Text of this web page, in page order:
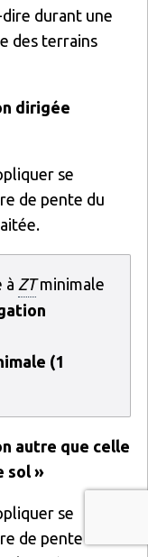
durant une
des terrains
dirigée
se
de pente du
à ZTminimale
(1
autre que celle
sol »
se
de pente du